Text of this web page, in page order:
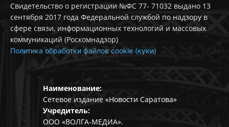
Свидетельство о регистрации №ФС 77- 71032 выдано 13
сентября 2017 года Федеральной службой по надзору в
сфере связи, информационных технологий и массовых
коммуникаций (Роскомнадзор)
Политика обработки файлов cookie (куки)
Наименование:
Сетевое издание «Новости Саратова»
Учредитель:
ООО «ВОЛГА-МЕДИА».